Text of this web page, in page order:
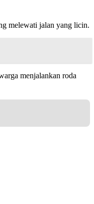
melewati jalan yang licin.
menjalankan roda